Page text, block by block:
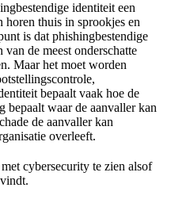
identiteit een
thuis in sprookjes en
is dat phishingbestendige
de meest onderschatte
Maar het moet worden
bepaalt vaak hoe de
waar de aanvaller kan
de aanvaller kan
overleeft.
cybersecurity te zien alsof